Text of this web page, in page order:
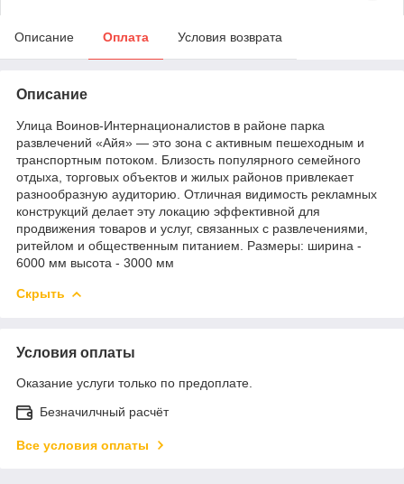
Описание Оплата Условия возврата
Описание
Улица Воинов-Интернационалистов в районе парка
развлечений «Айя» — это зона с активным пешеходным и
транспортным потоком. Близость популярного семейного
отдыха, торговых объектов и жилых районов привлекает
разнообразную аудиторию. Отличная видимость рекламных
конструкций делает эту локацию эффективной для
продвижения товаров и услуг, связанных с развлечениями,
ритейлом и общественным питанием. Размеры: ширина -
6000 мм высота - 3000 мм
Скрыть
Условия оплаты
Оказание услуги только по предоплате.
Безначилчный расчёт
Все условия оплаты